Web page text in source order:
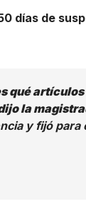
días de
qué
la
y fijó